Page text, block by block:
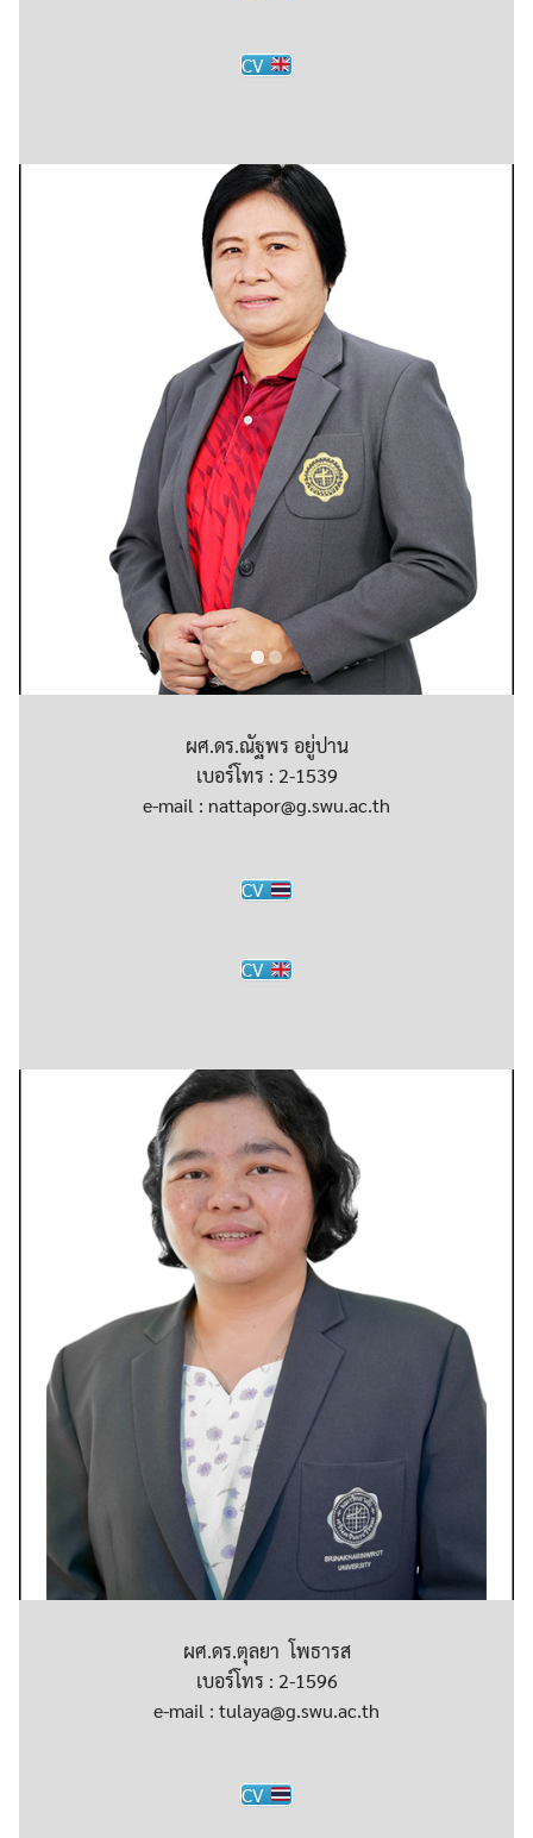
CV
ผศ.ดร.ณัฐพร อยู่ปาน
เบอร์โทร : 2-1539
e-mail : nattapor@g.swu.ac.th
CV
CV
ผศ.ดร.ตุลยา โพธารส
เบอร์โทร : 2-1596
e-mail : tulaya@g.swu.ac.th
CV